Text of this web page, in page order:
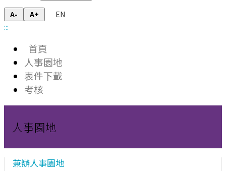
A- A+
EN
:::
首頁
人事園地
表件下載
考核
人事園地
兼辦人事園地